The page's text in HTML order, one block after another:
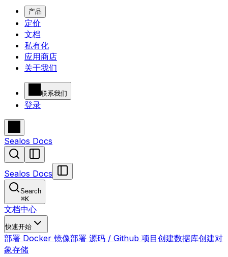
产品
定价
文档
私有化
应用商店
关于我们
联系我们
登录
Sealos Docs
Sealos Docs
Search
⌘K
文档中心
快速开始
部署 Docker 镜像部署 源码 / Github 项目创建数据库创建对
象存储